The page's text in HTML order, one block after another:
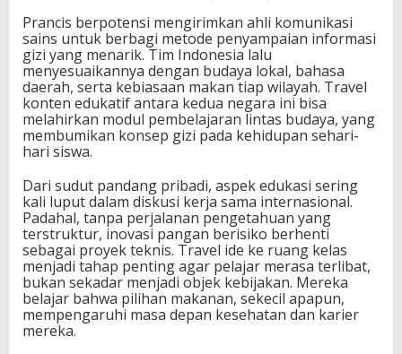
Prancis berpotensi mengirimkan ahli komunikasi
sains untuk berbagi metode penyampaian informasi
gizi yang menarik. Tim Indonesia lalu
menyesuaikannya dengan budaya lokal, bahasa
daerah, serta kebiasaan makan tiap wilayah. Travel
konten edukatif antara kedua negara ini bisa
melahirkan modul pembelajaran lintas budaya, yang
membumikan konsep gizi pada kehidupan sehari-
hari siswa.
Dari sudut pandang pribadi, aspek edukasi sering
kali luput dalam diskusi kerja sama internasional.
Padahal, tanpa perjalanan pengetahuan yang
terstruktur, inovasi pangan berisiko berhenti
sebagai proyek teknis. Travel ide ke ruang kelas
menjadi tahap penting agar pelajar merasa terlibat,
bukan sekadar menjadi objek kebijakan. Mereka
belajar bahwa pilihan makanan, sekecil apapun,
mempengaruhi masa depan kesehatan dan karier
mereka.